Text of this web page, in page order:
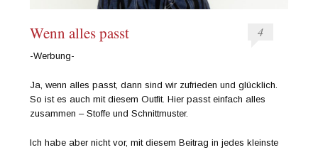
Wenn alles passt 4
-Werbung-
Ja, wenn alles passt, dann sind wir zufrieden und glücklich.
So ist es auch mit diesem Outfit. Hier passt einfach alles
zusammen – Stoffe und Schnittmuster.
Ich habe aber nicht vor, mit diesem Beitrag in jedes kleinste